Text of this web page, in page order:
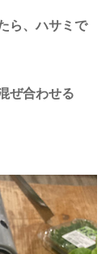
ら、ハサミで
ぜ合わせる